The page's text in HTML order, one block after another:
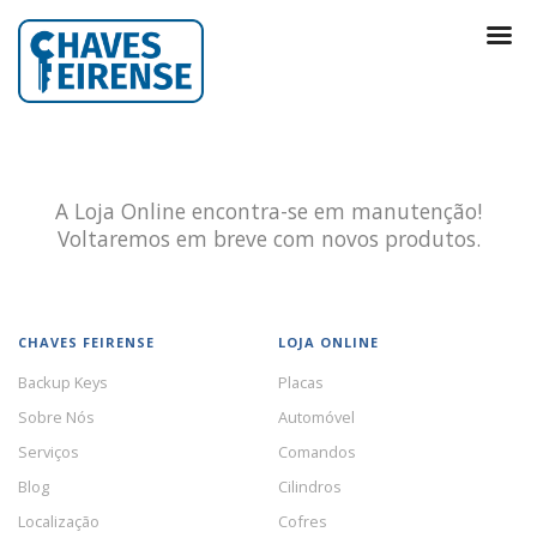
A Loja Online encontra-se em manutenção!
Voltaremos em breve com novos produtos.
CHAVES FEIRENSE
Backup Keys
Sobre Nós
Serviços
Blog
Localização
LOJA ONLINE
Placas
Automóvel
Comandos
Cilindros
Cofres